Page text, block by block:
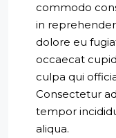
commodo
in
dolore eu
occaecat
culpa qui
Consectetur
tempor
aliqua.